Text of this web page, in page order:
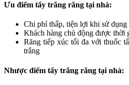
Ưu điểm tẩy trắng răng tại nhà:
Chi phí thấp, tiện lợi khi sử dụng
Khách hàng chủ động được thời
Răng tiếp xúc tối đa với thuốc
trắng
Nhược điểm tẩy trắng răng tại nhà: